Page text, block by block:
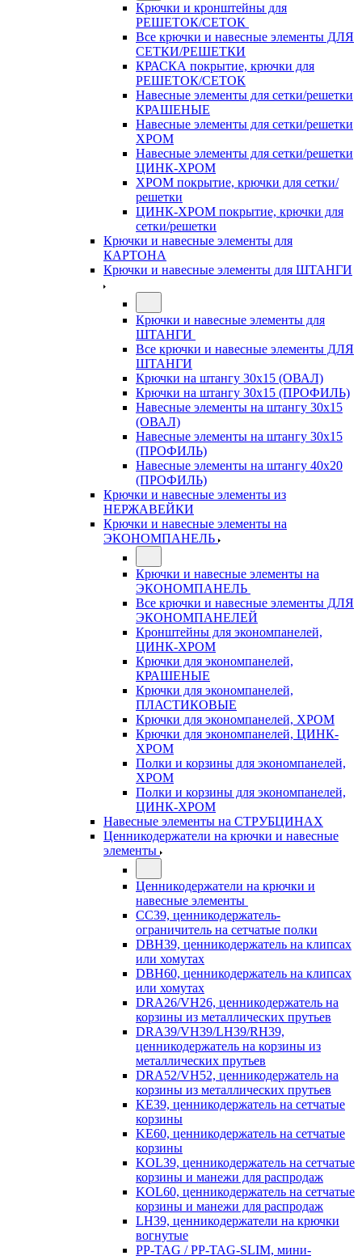
Крючки и кронштейны для
РЕШЕТОК/СЕТОК
Все крючки и навесные элементы ДЛЯ
СЕТКИ/РЕШЕТКИ
КРАСКА покрытие, крючки для
РЕШЕТОК/СЕТОК
Навесные элементы для сетки/решетки
КРАШЕНЫЕ
Навесные элементы для сетки/решетки
ХРОМ
Навесные элементы для сетки/решетки
ЦИНК-ХРОМ
ХРОМ покрытие, крючки для сетки/
решетки
ЦИНК-ХРОМ покрытие, крючки для
сетки/решетки
Крючки и навесные элементы для
КАРТОНА
Крючки и навесные элементы для ШТАНГИ
Крючки и навесные элементы для
ШТАНГИ
Все крючки и навесные элементы ДЛЯ
ШТАНГИ
Крючки на штангу 30х15 (ОВАЛ)
Крючки на штангу 30х15 (ПРОФИЛЬ)
Навесные элементы на штангу 30х15
(ОВАЛ)
Навесные элементы на штангу 30х15
(ПРОФИЛЬ)
Навесные элементы на штангу 40х20
(ПРОФИЛЬ)
Крючки и навесные элементы из
НЕРЖАВЕЙКИ
Крючки и навесные элементы на
ЭКОНОМПАНЕЛЬ
Крючки и навесные элементы на
ЭКОНОМПАНЕЛЬ
Все крючки и навесные элементы ДЛЯ
ЭКОНОМПАНЕЛЕЙ
Кронштейны для экономпанелей,
ЦИНК-ХРОМ
Крючки для экономпанелей,
КРАШЕНЫЕ
Крючки для экономпанелей,
ПЛАСТИКОВЫЕ
Крючки для экономпанелей, ХРОМ
Крючки для экономпанелей, ЦИНК-
ХРОМ
Полки и корзины для экономпанелей,
ХРОМ
Полки и корзины для экономпанелей,
ЦИНК-ХРОМ
Навесные элементы на СТРУБЦИНАХ
Ценникодержатели на крючки и навесные
элементы
Ценникодержатели на крючки и
навесные элементы
CC39, ценникодержатель-
ограничитель на сетчатые полки
DBH39, ценникодержатель на клипсах
или хомутах
DBH60, ценникодержатель на клипсах
или хомутах
DRA26/VH26, ценникодержатель на
корзины из металлических прутьев
DRA39/VH39/LH39/RH39,
ценникодержатель на корзины из
металлических прутьев
DRA52/VH52, ценникодержатель на
корзины из металлических прутьев
KE39, ценникодержатель на сетчатые
корзины
KE60, ценникодержатель на сетчатые
корзины
KOL39, ценникодержатель на сетчатые
корзины и манежи для распродаж
KOL60, ценникодержатель на сетчатые
корзины и манежи для распродаж
LH39, ценникодержатели на крючки
вогнутые
PP-TAG / PP-TAG-SLIM, мини-